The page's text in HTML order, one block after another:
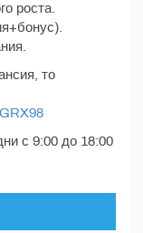
роста.
то
с 9:00 до 18:00